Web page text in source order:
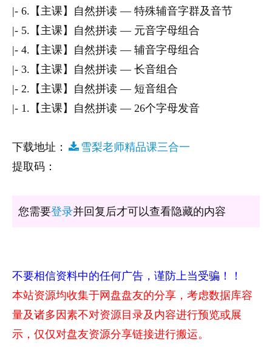
|- 6.【主课】自然拼读 — 特殊辅音字群及音节
|- 5.【主课】自然拼读 — 元音字母组合
|- 4.【主课】自然拼读 — 辅音字母组合
|- 3.【主课】自然拼读 — 长音组合
|- 2.【主课】自然拼读 — 短音组合
|- 1.【主课】自然拼读 — 26个字母发音
下载地址：
雪梨老师精品课三合一
提取码：
您需要登录并回复后才可以查看隐藏的内容
不要相信资料中的任何广告，谨防上当受骗！！
本站资源均收集于网盘盘友的分享，考虑数据库容
量及诸多因素不对资源目录及内容进行预览或展
示，仅仅对盘友资源分享链接进行搬运。